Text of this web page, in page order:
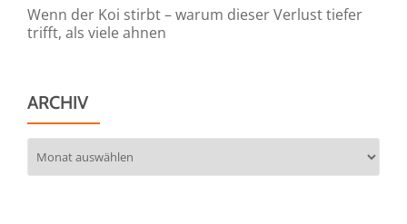
Wenn der Koi stirbt – warum dieser Verlust tiefer
trifft, als viele ahnen
ARCHIV